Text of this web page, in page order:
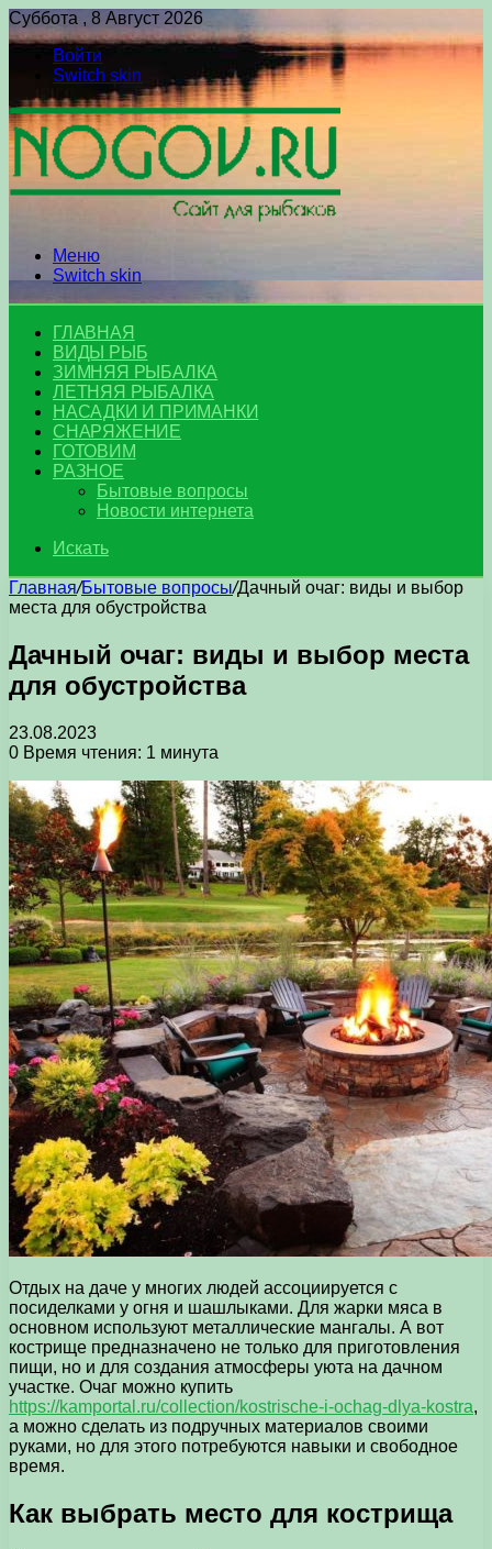
Суббота , 8 Август 2026
Войти
Switch skin
Меню
Switch skin
ГЛАВНАЯ
ВИДЫ РЫБ
ЗИМНЯЯ РЫБАЛКА
ЛЕТНЯЯ РЫБАЛКА
НАСАДКИ И ПРИМАНКИ
СНАРЯЖЕНИЕ
ГОТОВИМ
РАЗНОЕ
Бытовые вопросы
Новости интернета
Искать
Главная/Бытовые вопросы/Дачный очаг: виды и выбор
места для обустройства
Дачный очаг: виды и выбор места
для обустройства
23.08.2023
0 Время чтения: 1 минута
Отдых на даче у многих людей ассоциируется с
посиделками у огня и шашлыками. Для жарки мяса в
основном используют металлические мангалы. А вот
кострище предназначено не только для приготовления
пищи, но и для создания атмосферы уюта на дачном
участке. Очаг можно купить
https://kamportal.ru/collection/kostrische-i-ochag-dlya-kostra,
а можно сделать из подручных материалов своими
руками, но для этого потребуются навыки и свободное
время.
Как выбрать место для кострища